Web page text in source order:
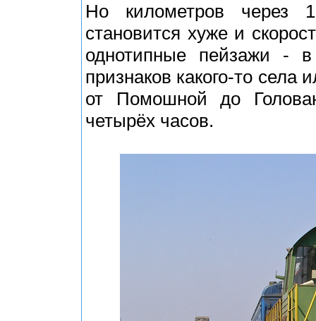
Но километров через
становится хуже и
однотипные пейзажи -
признаков какого-то села
от Помошной до
четырёх часов.